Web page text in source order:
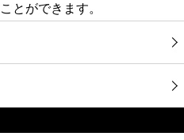
とができます。